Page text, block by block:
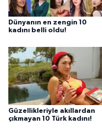
Dünyanın en zengin 10
kadını belli oldu!
Güzellikleriyle akıllardan
çıkmayan 10 Türk kadını!